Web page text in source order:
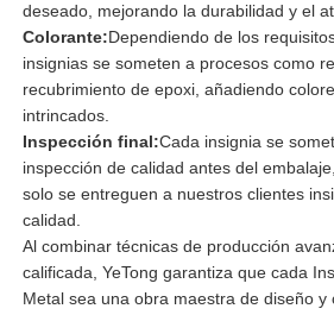
deseado, mejorando la durabilidad y el
Colorante:Dependiendo de los
insignias se someten a procesos como
recubrimiento de epoxi, añadiendo
intrincados.
Inspección final:Cada insignia se
inspección de calidad antes del
solo se entreguen a nuestros clientes
calidad.
Al combinar técnicas de producción
calificada, YeTong garantiza que cada
Metal sea una obra maestra de diseño